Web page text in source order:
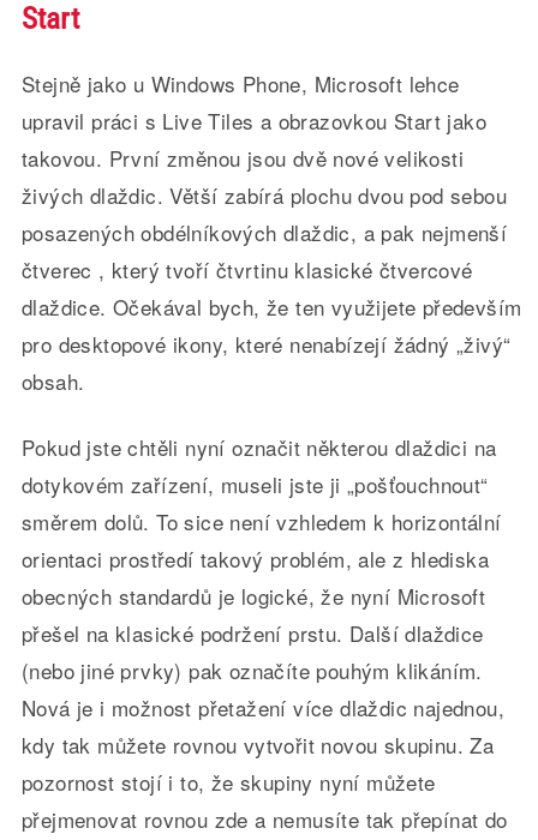
Start
Stejně jako u Windows Phone, Microsoft lehce
upravil práci s Live Tiles a obrazovkou Start jako
takovou. První změnou jsou dvě nové velikosti
živých dlaždic. Větší zabírá plochu dvou pod sebou
posazených obdélníkových dlaždic, a pak nejmenší
čtverec , který tvoří čtvrtinu klasické čtvercové
dlaždice. Očekával bych, že ten využijete především
pro desktopové ikony, které nenabízejí žádný „živý“
obsah.
Pokud jste chtěli nyní označit některou dlaždici na
dotykovém zařízení, museli jste ji „pošťouchnout“
směrem dolů. To sice není vzhledem k horizontální
orientaci prostředí takový problém, ale z hlediska
obecných standardů je logické, že nyní Microsoft
přešel na klasické podržení prstu. Další dlaždice
(nebo jiné prvky) pak označíte pouhým klikáním.
Nová je i možnost přetažení více dlaždic najednou,
kdy tak můžete rovnou vytvořit novou skupinu. Za
pozornost stojí i to, že skupiny nyní můžete
přejmenovat rovnou zde a nemusíte tak přepínat do